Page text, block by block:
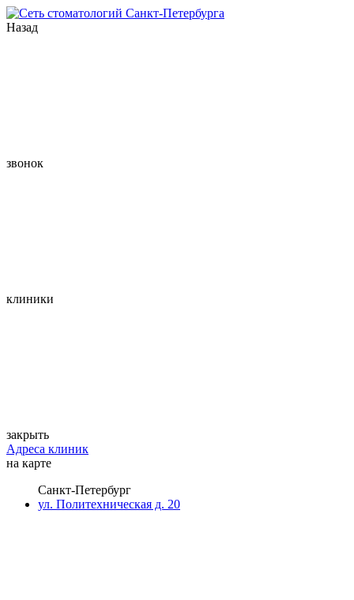
Назад
звонок
клиники
закрыть
Адреса клиник
на карте
Санкт-Петербург
ул. Политехническая д. 20